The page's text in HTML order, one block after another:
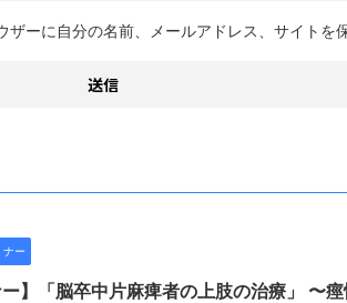
ーに自分の名前、メールアドレス、サイトを
ナー
ー】「脳卒中片麻痺者の上肢の治療」 〜